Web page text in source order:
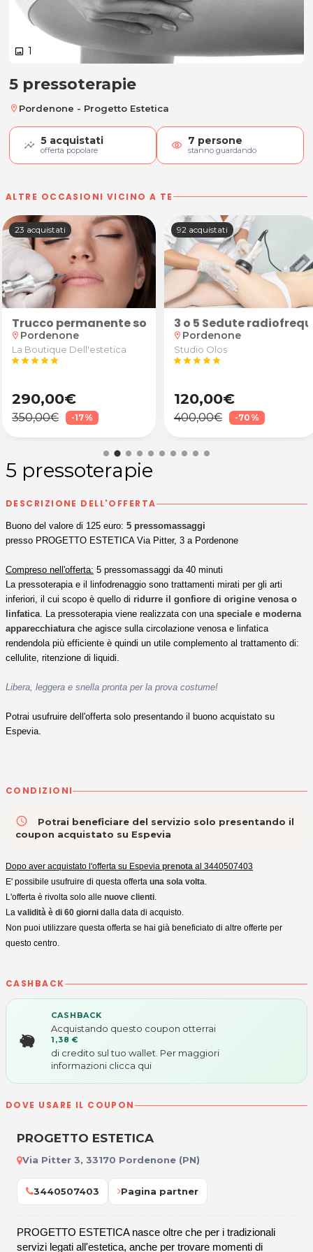
image 1
5 pressoterapie
5 pressoterapie
location_on Pordenone - Progetto Estetica
5 acquistati
offerta popolare visibility 7 persone
stanno guardando
ALTRE OCCASIONI VICINO A TE
Perez Arte Capelli a Pordenone
obiettivi e test posturali + eventuali 2 sedute di
23 acquistati
Trucco permanente sopracciglia, labbra o
location_on Pordenone
La Boutique Dell'estetica
starstarstarstarstar
290,00€
350,00€ -17%
92 acquistati
3 o 5 Sedute
location_on Pordenone
Studio Olos
starstarstarstarstar
120,00€
400,00€ -70%
5 pressoterapie
DESCRIZIONE DELL'OFFERTA
Buono del valore di 125 euro: 5 pressomassaggi
presso PROGETTO ESTETICA Via Pitter, 3 a Pordenone
Compreso nell'offerta: 5 pressomassaggi da 40 minuti
La pressoterapia e il linfodrenaggio sono trattamenti mirati per gli arti
inferiori, il cui scopo è quello di ridurre il gonfiore di origine venosa o
linfatica. La pressoterapia viene realizzata con una speciale e moderna
apparecchiaturache agisce sulla circolazione venosa e linfatica
rendendola più efficiente è quindi un utile complemento al trattamento di:
cellulite, ritenzione di liquidi.
Libera, leggera e snella pronta per la prova costume!
Potrai usufruire dell'offerta solo presentando il buono acquistato su
Espevia.
CONDIZIONI
access_time
Potrai beneficiare del servizio solo presentando il
coupon acquistato su Espevia
Dopo aver acquistato l'offerta su Espevia prenota al 3440507403
E' possibile usufruire di questa offerta una sola volta.
L'offerta è rivolta solo alle nuove clienti.
La validità è di 60 giorni dalla data di acquisto.
Non puoi utilizzare questa offerta se hai già beneficiato di altre offerte per
questo centro.
CASHBACK
CASHBACK
Acquistando questo coupon otterrai
1,38 €
di credito sul tuo wallet. Per maggiori
informazioni clicca qui
DOVE USARE IL COUPON
PROGETTO ESTETICA
Via Pitter 3, 33170 Pordenone (PN)
3440507403 Pagina partner
PROGETTO ESTETICA nasce oltre che per i tradizionali
servizi legati all'estetica, anche per trovare momenti di